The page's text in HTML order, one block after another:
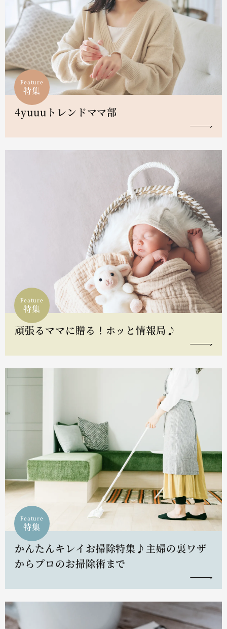
Feature
特集
4yuuuトレンドママ部
Feature
特集
頑張るママに贈る！ホッと情報局♪
Feature
特集
かんたんキレイお掃除特集♪主婦の裏ワザ
からプロのお掃除術まで